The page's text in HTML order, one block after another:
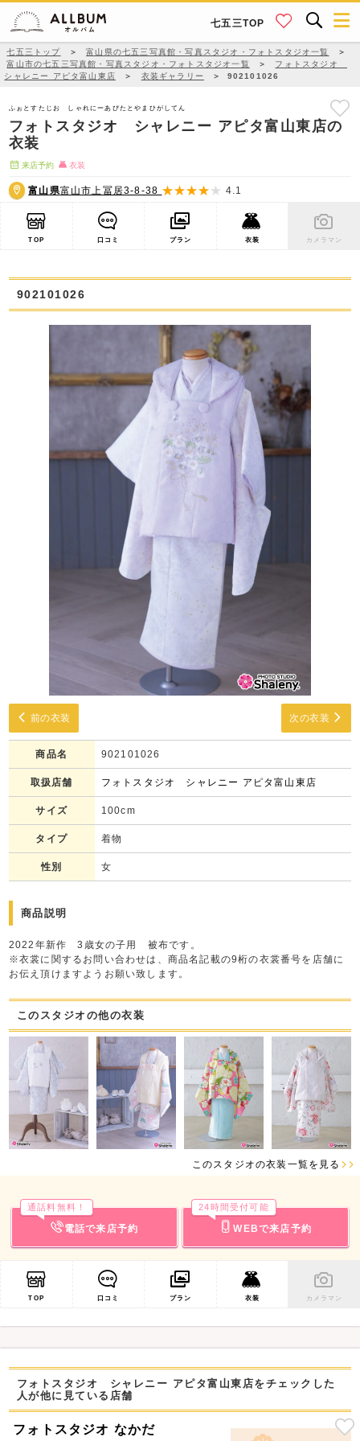
七五三TOP
七五三トップ ＞ 富山県の七五三写真館・写真スタジオ・フォトスタジオ一覧
＞
富山市の七五三写真館・写真スタジオ・フォトスタジオ一覧
＞
フォトスタジオ
シャレニー アピタ富山東店
＞ 衣装ギャラリー ＞ 902101026
ふぉとすたじお しゃれにーあぴたとやまひがしてん
フォトスタジオ シャレニー アピタ富山東店の
衣装
来店予約 衣装
富山県富山市上冨居3-8-38 4.1
TOP 口コミ プラン 衣装 カメラマン
902101026
前の衣装 次の衣装
商品名 902101026
取扱店舗 フォトスタジオ シャレニー アピタ富山東店
サイズ 100cm
タイプ 着物
性別 女
商品説明
2022年新作 3歳女の子用 被布です。
※衣裳に関するお問い合わせは、商品名記載の9桁の衣裳番号を店舗に
お伝え頂けますようお願い致します。
このスタジオの他の衣装
このスタジオの衣装一覧を見る
電話で来店予約
通話料無料！
WEBで来店予約
24時間受付可能
TOP 口コミ プラン 衣装 カメラマン
フォトスタジオ シャレニー アピタ富山東店をチェックした
人が他に見ている店舗
フォトスタジオ なかだ